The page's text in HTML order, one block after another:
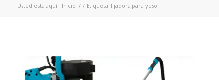
Usted está aquí: Inicio / / Etiqueta: lijadora para yeso